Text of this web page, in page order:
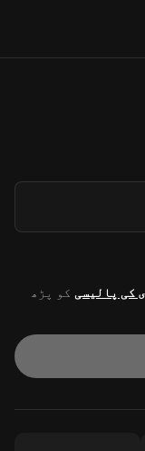
کی پالیسی کو پڑھ